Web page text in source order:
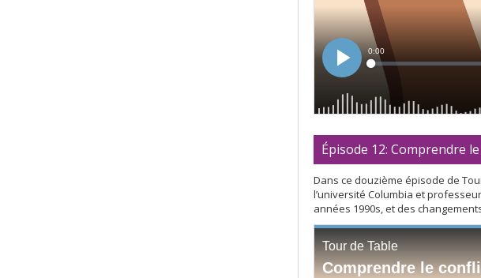
Épisode 12: Comprendre
Dans ce douzième épisode de
l’université Columbia et
années 1990s, et des